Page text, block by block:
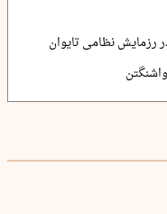
رزمایش نظامی تایوان